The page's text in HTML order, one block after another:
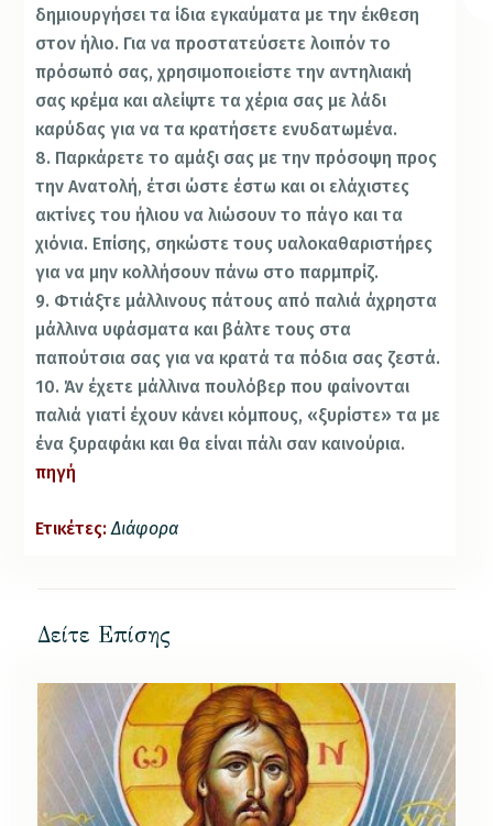
δημιουργήσει τα ίδια εγκαύματα με την έκθεση
στον ήλιο. Για να προστατεύσετε λοιπόν το
πρόσωπό σας, χρησιμοποιείστε την αντηλιακή
σας κρέμα και αλείψτε τα χέρια σας με λάδι
καρύδας για να τα κρατήσετε ενυδατωμένα.
8. Παρκάρετε το αμάξι σας με την πρόσοψη προς
την Ανατολή, έτσι ώστε έστω και οι ελάχιστες
ακτίνες του ήλιου να λιώσουν το πάγο και τα
χιόνια. Επίσης, σηκώστε τους υαλοκαθαριστήρες
για να μην κολλήσουν πάνω στο παρμπρίζ.
9. Φτιάξτε μάλλινους πάτους από παλιά άχρηστα
μάλλινα υφάσματα και βάλτε τους στα
παπούτσια σας για να κρατά τα πόδια σας ζεστά.
10. Άν έχετε μάλλινα πουλόβερ που φαίνονται
παλιά γιατί έχουν κάνει κόμπους, «ξυρίστε» τα με
ένα ξυραφάκι και θα είναι πάλι σαν καινούρια.
πηγή
Ετικέτες: Διάφορα
Δείτε Επίσης